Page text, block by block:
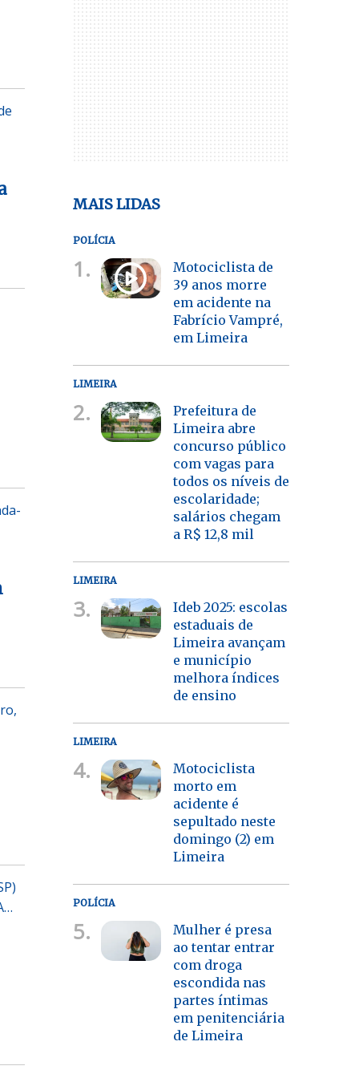
MAIS LIDAS
POLÍCIA
1.
Motociclista de
39 anos morre
em acidente na
Fabrício Vampré,
em Limeira
LIMEIRA
2.
Prefeitura de
Limeira abre
concurso público
com vagas para
todos os níveis de
escolaridade;
salários chegam
a R$ 12,8 mil
LIMEIRA
3.
Ideb 2025: escolas
estaduais de
Limeira avançam
e município
melhora índices
de ensino
LIMEIRA
4.
Motociclista
morto em
acidente é
sepultado neste
domingo (2) em
Limeira
POLÍCIA
5.
Mulher é presa
ao tentar entrar
com droga
escondida nas
partes íntimas
em penitenciária
de Limeira